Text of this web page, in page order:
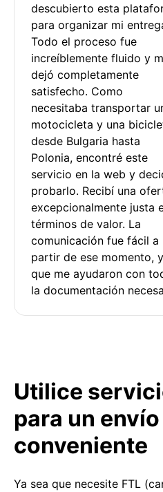
descubierto esta
para organizar mi
Todo el proceso fue
increíblemente fluido y
dejó completamente
satisfecho. Como
necesitaba transportar
motocicleta y una
desde Bulgaria hasta
Polonia, encontré este
servicio en la web y
probarlo. Recibí una
excepcionalmente justa
términos de valor. La
comunicación fue fácil a
partir de ese momento,
que me ayudaron con
la documentación
Utilice
para un
conveniente
Ya sea que necesite FTL